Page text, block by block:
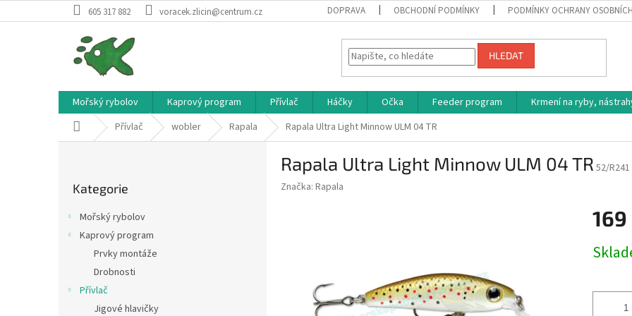
na
605 317 882 voracek.zlicin@centrum.cz DOPRAVA OBCHODNÍ PODMÍNKY PODMÍNKY OCHRANY OSOBNÍCH
HLEDAT
Mořský rybolov Kaprový program Přívlač Háčky Očka Feeder program Krmení na ryby,
Domů Přívlač wobler Rapala Rapala Ultra Light Minnow ULM 04 TR
kategorie
Kategorie
Mořský rybolov
Kaprový program
Prvky montáže
Drobnosti
Přívlač
Jigové hlavičky
Rapala Ultra Light Minnow ULM 04 TR 52/R241
Značka: Rapala
169
cena: